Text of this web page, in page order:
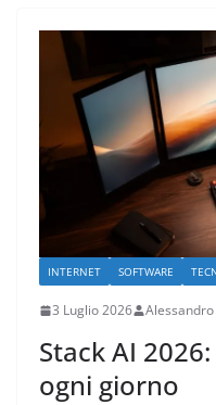
INTERNET SOFTWARE
3 Luglio 2026 Alessandro
Stack AI
ogni giorno